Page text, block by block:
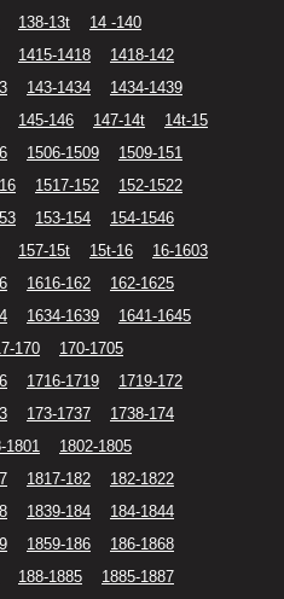
138-13t
14 -140
1415-1418
1418-142
143-1434
1434-1439
145-146 147-14t
14t-15
1506-1509
1509-151
1517-152
152-1522
153-154
154-1546
157-15t 15t-16
16-1603
1616-162
162-1625
1634-1639
1641-1645
170
170-1705
1716-1719
1719-172
173-1737
1738-174
1801
1802-1805
1817-182
182-1822
1839-184
184-1844
1859-186
186-1868
188-1885
1885-1887